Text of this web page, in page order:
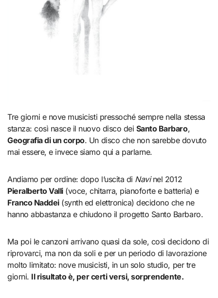
Tre giorni e nove musicisti pressoché sempre nella stessa
stanza: così nasce il nuovo disco dei Santo Barbaro,
Geografia di un corpo. Un disco che non sarebbe dovuto
mai essere, e invece siamo qui a parlarne.
Andiamo per ordine: dopo l’uscita di Navinel 2012
Pieralberto Valli(voce, chitarra, pianoforte e batteria) e
Franco Naddei(synth ed elettronica) decidono che ne
hanno abbastanza e chiudono il progetto Santo Barbaro.
Ma poi le canzoni arrivano quasi da sole, così decidono di
riprovarci, ma non da soli e per un periodo di lavorazione
molto limitato: nove musicisti, in un solo studio, per tre
giorni. Il risultato è, per certi versi, sorprendente.